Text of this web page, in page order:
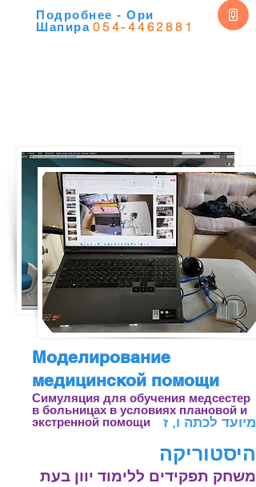
Подробнее - Ори
Шапира 054-4462881
Моделирование
медицинской помощи
Симуляция для обучения медсестер
в больницах в условиях плановой и
экстренной помощи מיועד לכתה ו, ז
היסטוריקה
משחק תפקידים ללימוד יוון בעת